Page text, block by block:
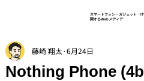
スマートフォン - ガジェット・
関するWebメディア
Nothing Phone
藤崎 翔太 6月24日